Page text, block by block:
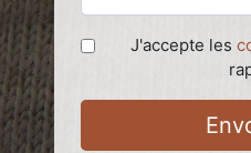
J'accepte les